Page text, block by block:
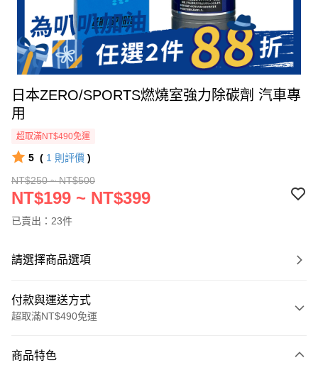
日本ZERO/SPORTS燃燒室強力除碳劑 汽車專
用
超取滿NT$490免運
5 ( 1 則評價 )
NT$250 ~ NT$500
NT$199 ~ NT$399
已賣出：23件
請選擇商品選項
付款與運送方式
超取滿NT$490免運
信用卡一次付款
商品特色